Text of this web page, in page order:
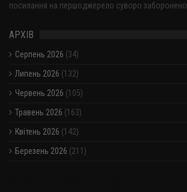
посилання на першоджерело суворо заборонено.
АРХІВ
Серпень 2026 (34)
Липень 2026 (132)
Червень 2026 (105)
Травень 2026 (163)
Квітень 2026 (142)
Березень 2026 (211)